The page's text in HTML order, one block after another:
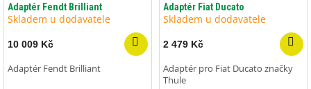
Adaptér Fendt Brilliant
Skladem u dodavatele
10 009 Kč
Adaptér Fendt Brilliant
Adaptér Fiat Ducato
Skladem u dodavatele
2 479 Kč
Adaptér pro Fiat Ducato značky
Thule